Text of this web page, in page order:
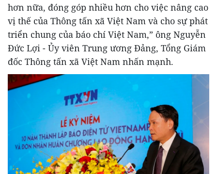
hơn nữa, đóng góp nhiều hơn cho việc nâng cao
vị thế của Thông tấn xã Việt Nam và cho sự phát
triển chung của báo chí Việt Nam,” ông Nguyễn
Đức Lợi - Ủy viên Trung ương Đảng, Tổng Giám
đốc Thông tấn xã Việt Nam nhấn mạnh.